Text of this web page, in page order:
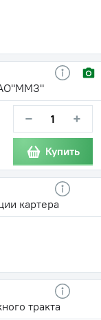
− +
Купить
картера
тракта